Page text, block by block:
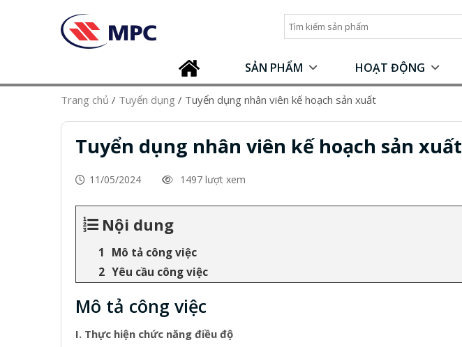
SẢN PHẨM HOẠT ĐỘNG
Trang chủ / Tuyển dụng / Tuyển dụng nhân viên kế hoạch sản xuất
Tuyển dụng nhân viên kế hoạch sản xuất
11/05/2024 1497 lượt xem
Nội dung
Mô tả công việc
Yêu cầu công việc
Mô tả công việc
I. Thực hiện chức năng điều độ